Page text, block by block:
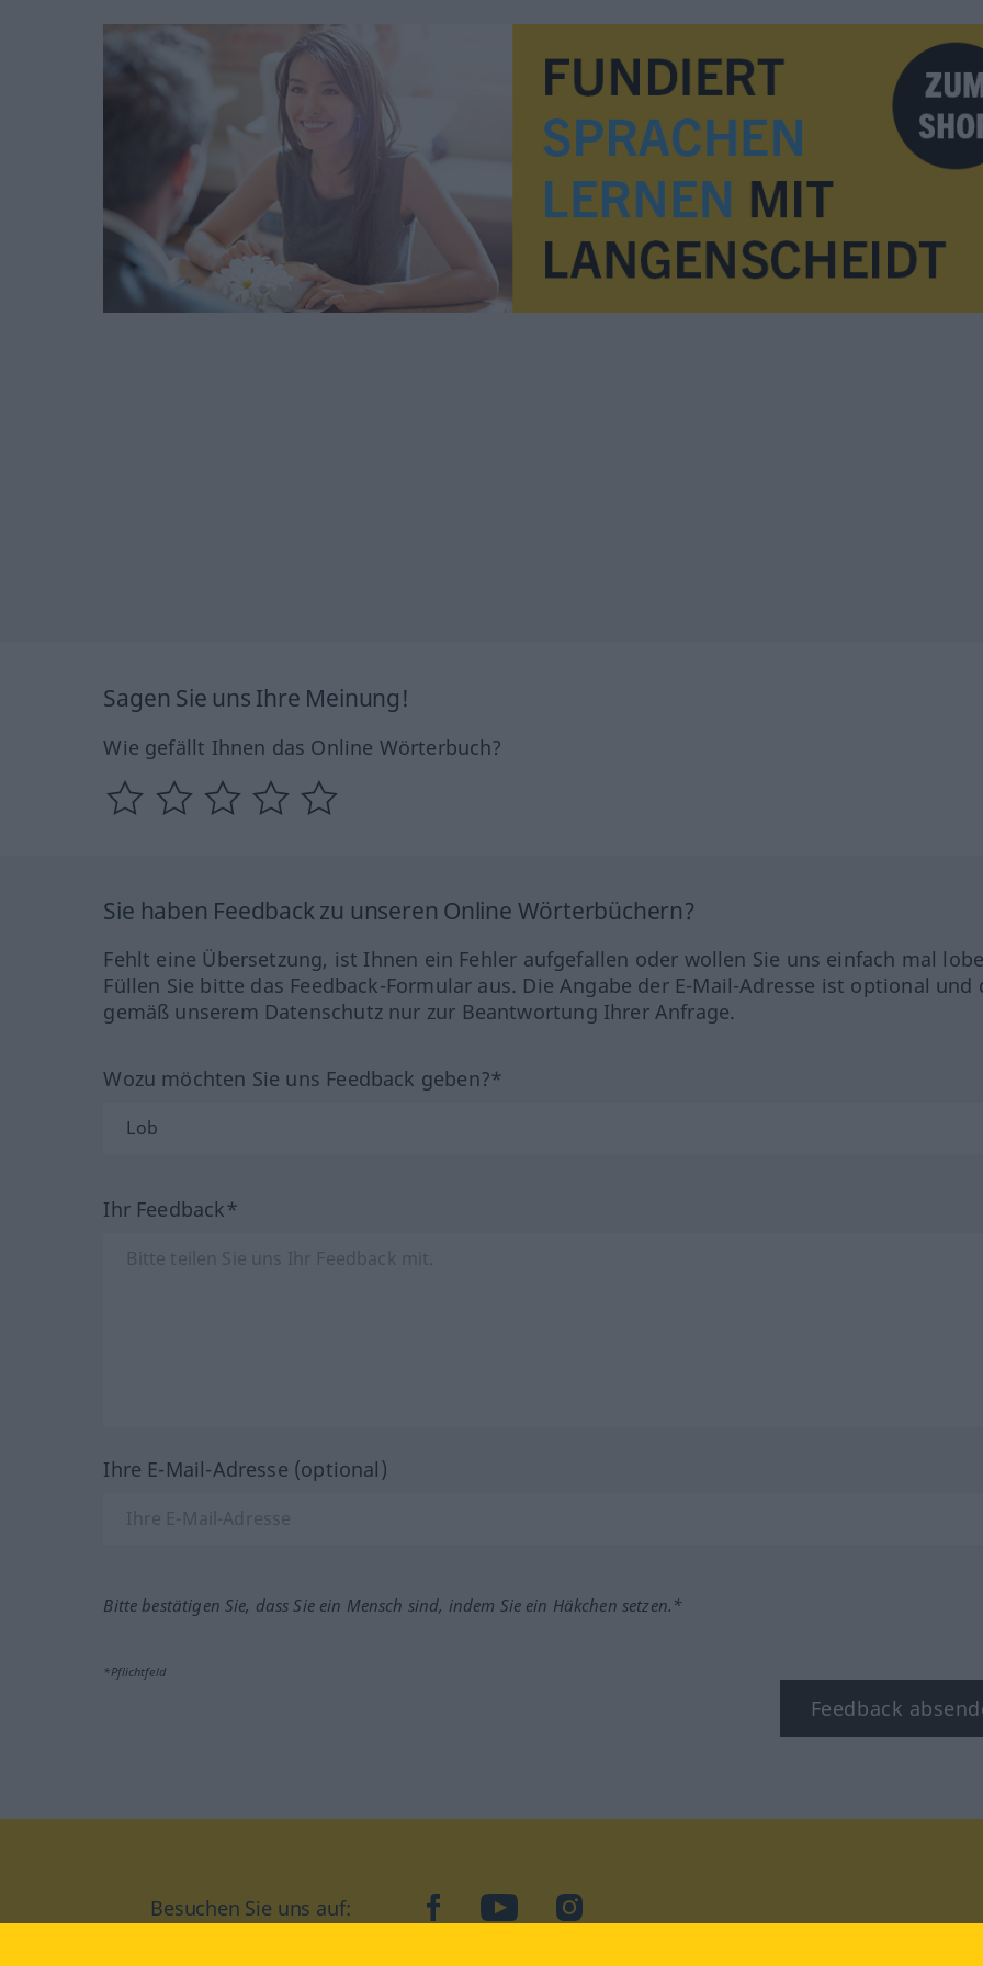
Sagen Sie uns Ihre Meinung!
Wie gefällt Ihnen das Online Wörterbuch?
Sie haben Feedback zu unseren Online Wörterbüchern?
Fehlt eine Übersetzung, ist Ihnen ein Fehler aufgefallen oder wollen Sie uns einfach mal
Füllen Sie bitte das Feedback-Formular aus. Die Angabe der E-Mail-Adresse ist optional und
gemäß unserem Datenschutz nur zur Beantwortung Ihrer Anfrage.
Wozu möchten Sie uns Feedback geben?*
Ihr Feedback*
Ihre E-Mail-Adresse (optional)
Bitte bestätigen Sie, dass Sie ein Mensch sind, indem Sie ein Häkchen setzen.*
*Pflichtfeld
Feedback
Besuchen Sie uns auf: facebookYouTubeInstagram